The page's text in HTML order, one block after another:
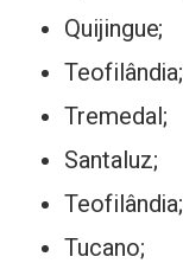
Quijingue;
Teofilândia;
Tremedal;
Santaluz;
Teofilândia;
Tucano;